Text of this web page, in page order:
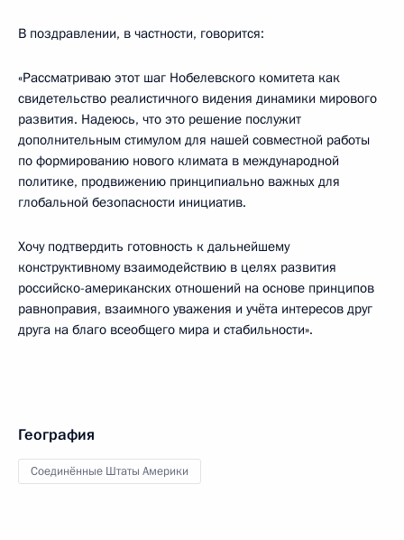
В поздравлении, в частности, говорится:
«Рассматриваю этот шаг Нобелевского комитета как
свидетельство реалистичного видения динамики мирового
развития. Надеюсь, что это решение послужит
дополнительным стимулом для нашей совместной работы
по формированию нового климата в международной
политике, продвижению принципиально важных для
глобальной безопасности инициатив.
Хочу подтвердить готовность к дальнейшему
конструктивному взаимодействию в целях развития
российско-американских отношений на основе принципов
равноправия, взаимного уважения и учёта интересов друг
друга на благо всеобщего мира и стабильности».
География
Соединённые Штаты Америки